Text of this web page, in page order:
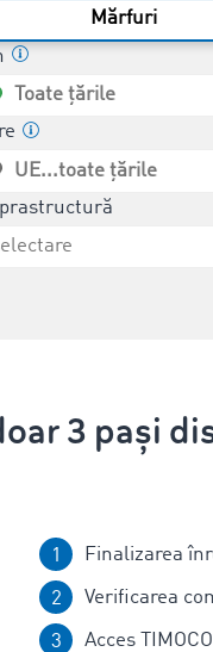
Mărfuri
3 pași
Finalizarea
Verificarea
Acces